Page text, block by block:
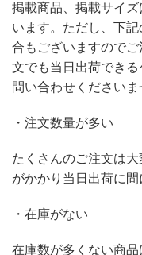
掲載商品、掲載サイ
います。ただし、下
合もございますので
文でも当日出荷でき
問い合わせくださいま
・注文数量が多い
たくさんのご注文は
がかかり当日出荷に間
・在庫がない
在庫数が多くない商